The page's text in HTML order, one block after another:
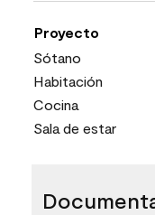
Proyecto
Sótano
Habitación
Cocina
Sala de estar